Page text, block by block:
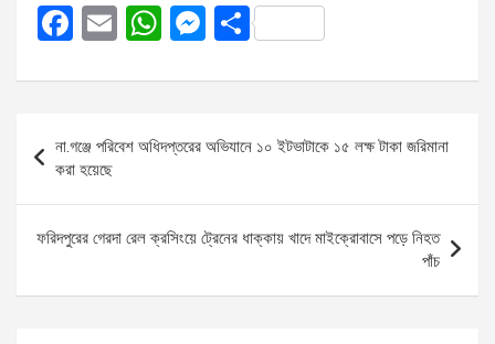
F
ce
o
o
k
E
ail
W
at
A
p
p
M
se
n
g
er
S
ar
navigation
না.গঞ্জে পরিবেশ অধিদপ্তরের অভিযানে ১০ ইটভাটাকে ১৫ লক্ষ টাকা জরিমানা
করা হয়েছে
ফরিদপুরের গেরদা রেল ক্রসিংয়ে ট্রেনের ধাক্কায় খাদে মাইক্রোবাসে পড়ে নিহত
পাঁচ